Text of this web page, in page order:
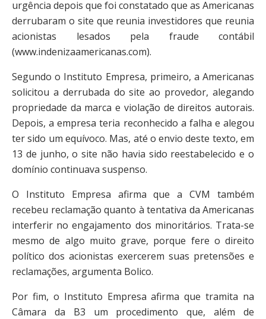
urgência depois que foi constatado que as Americanas
derrubaram o site que reunia investidores que reunia
acionistas lesados pela fraude contábil
(www.indenizaamericanas.com).
Segundo o Instituto Empresa, primeiro, a Americanas
solicitou a derrubada do site ao provedor, alegando
propriedade da marca e violação de direitos autorais.
Depois, a empresa teria reconhecido a falha e alegou
ter sido um equívoco. Mas, até o envio deste texto, em
13 de junho, o site não havia sido reestabelecido e o
domínio continuava suspenso.
O Instituto Empresa afirma que a CVM também
recebeu reclamação quanto à tentativa da Americanas
interferir no engajamento dos minoritários. Trata-se
mesmo de algo muito grave, porque fere o direito
político dos acionistas exercerem suas pretensões e
reclamações, argumenta Bolico.
Por fim, o Instituto Empresa afirma que tramita na
Câmara da B3 um procedimento que, além de